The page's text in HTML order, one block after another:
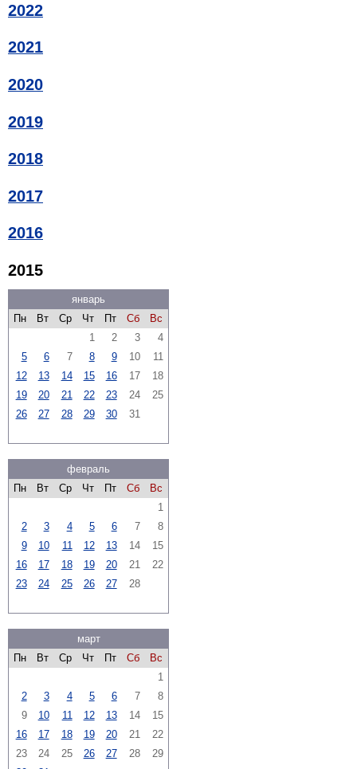
2022
2021
2020
2019
2018
2017
2016
2015
январь
Пн
Вт Ср Чт Пт Сб
Вс
1
2 3
4
5
6 7 8 9 10
11
12
13 14 15 16 17
18
19
20 21 22 23 24
25
26
27 28 29 30 31
февраль
Пн
Вт Ср Чт Пт Сб
Вс
1
2
3 4 5 6 7
8
9
10 11 12 13 14
15
16
17 18 19 20 21
22
23
24 25 26 27 28
март
Пн
Вт Ср Чт Пт Сб
Вс
1
2
3 4 5 6 7
8
9
10 11 12 13 14
15
16
17 18 19 20 21
22
23
24 25 26 27 28
29